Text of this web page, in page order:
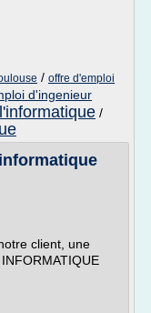
/ offre d'emploi
d'ingenieur
/
client, une